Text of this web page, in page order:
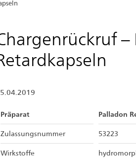
–
Präparat Palladon
Zulassungsnummer 53223
Wirkstoffe